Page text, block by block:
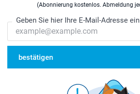
(Abonnierung kostenlos. Abmeldung
Geben Sie hier Ihre E-Mail-Adresse ein
bestätigen